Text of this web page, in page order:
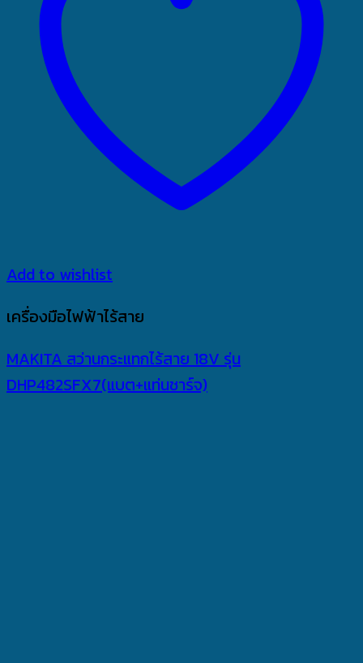
Add to wishlist
เครื่องมือไฟฟ้าไร้สาย
MAKITA สว่านกระแทกไร้สาย 18V รุ่น
DHP482SFX7(แบต+แท่นชาร์จ)